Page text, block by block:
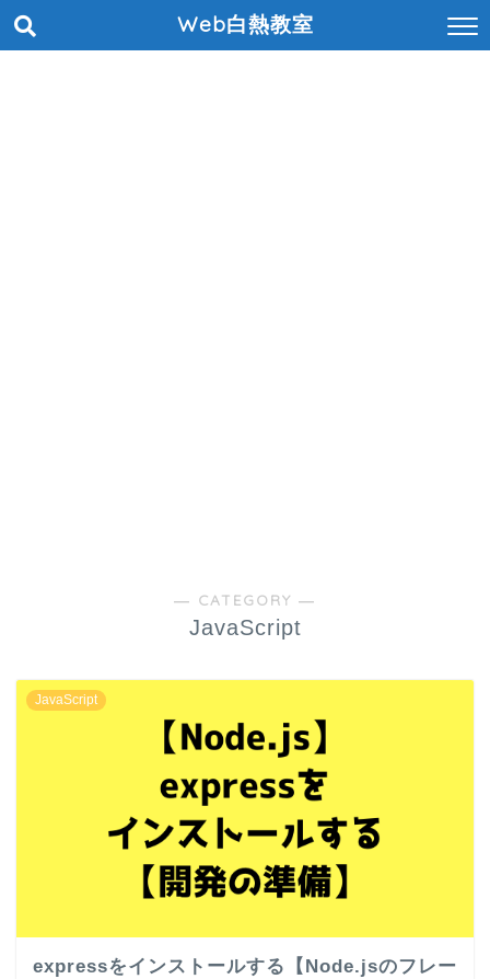
Web白熱教室
― CATEGORY ―
JavaScript
JavaScript
expressをインストールする【Node.jsのフレー